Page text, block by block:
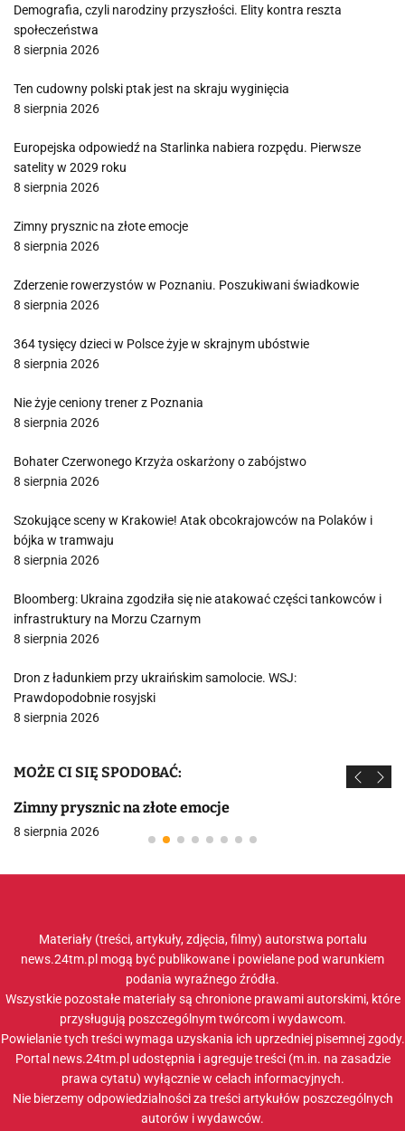
Demografia, czyli narodziny przyszłości. Elity kontra reszta
społeczeństwa
8 sierpnia 2026
Ten cudowny polski ptak jest na skraju wyginięcia
8 sierpnia 2026
Europejska odpowiedź na Starlinka nabiera rozpędu. Pierwsze
satelity w 2029 roku
8 sierpnia 2026
Zimny prysznic na złote emocje
8 sierpnia 2026
Zderzenie rowerzystów w Poznaniu. Poszukiwani świadkowie
8 sierpnia 2026
364 tysięcy dzieci w Polsce żyje w skrajnym ubóstwie
8 sierpnia 2026
Nie żyje ceniony trener z Poznania
8 sierpnia 2026
Bohater Czerwonego Krzyża oskarżony o zabójstwo
8 sierpnia 2026
Szokujące sceny w Krakowie! Atak obcokrajowców na Polaków i
bójka w tramwaju
8 sierpnia 2026
Bloomberg: Ukraina zgodziła się nie atakować części tankowców i
infrastruktury na Morzu Czarnym
8 sierpnia 2026
Dron z ładunkiem przy ukraińskim samolocie. WSJ:
Prawdopodobnie rosyjski
8 sierpnia 2026
MOŻE CI SIĘ SPODOBAĆ:
Zimny prysznic na złote emocje
8 sierpnia 2026
Materiały (treści, artykuły, zdjęcia, filmy) autorstwa portalu
news.24tm.pl mogą być publikowane i powielane pod warunkiem
podania wyraźnego źródła.
Wszystkie pozostałe materiały są chronione prawami autorskimi, które
przysługują poszczególnym twórcom i wydawcom.
Powielanie tych treści wymaga uzyskania ich uprzedniej pisemnej zgody.
Portal news.24tm.pl udostępnia i agreguje treści (m.in. na zasadzie
prawa cytatu) wyłącznie w celach informacyjnych.
Nie bierzemy odpowiedzialności za treści artykułów poszczególnych
autorów i wydawców.